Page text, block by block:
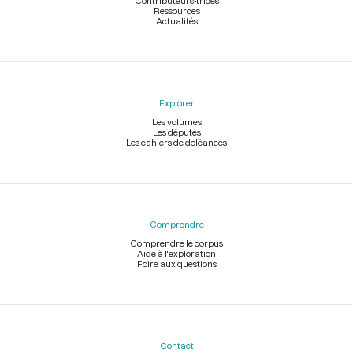
Ressources
Actualités
Explorer
Les volumes
Les députés
Les cahiers de doléances
Comprendre
Comprendre le corpus
Aide à l'exploration
Foire aux questions
Contact